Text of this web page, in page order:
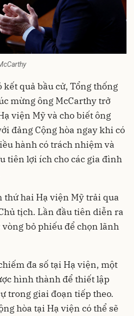
kết quả bầu cử, Tổng thống
mừng ông McCarthy trở
viện Mỹ và cho biết ông
đảng Cộng hòa ngay khi có
hành có trách nhiệm và
tiên lợi ích cho các gia đình
thứ hai Hạ viện Mỹ trải qua
tịch. Lần đầu tiên diễn ra
bỏ phiếu để chọn lãnh
đa số tại Hạ viện, một
hình thành để thiết lập
trong giai đoạn tiếp theo.
hòa tại Hạ viện có thể sẽ